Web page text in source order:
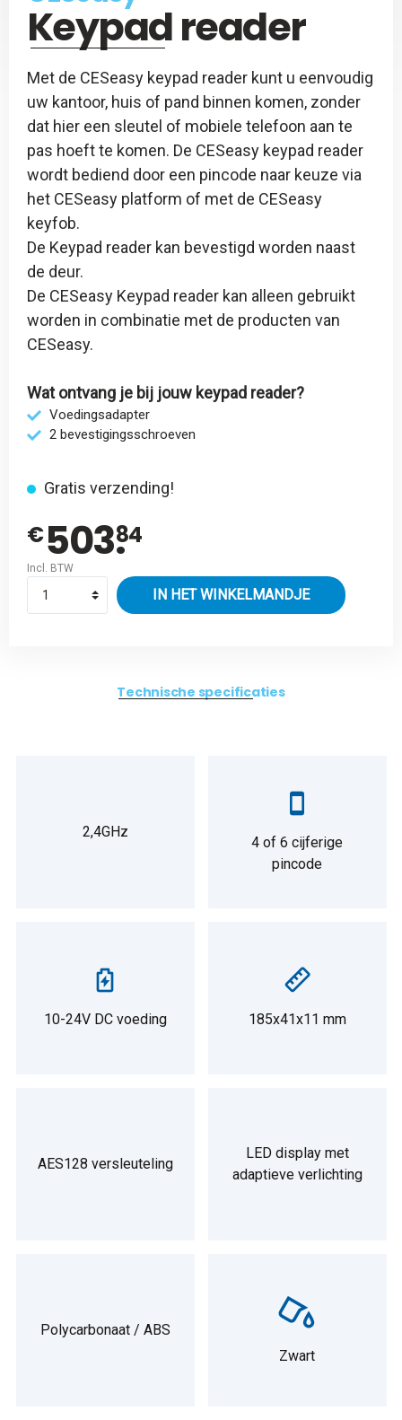
Slotspray
-
Afstandsbediening
Keypad reader
Met de CESeasy keypad reader kunt u eenvoudig
uw kantoor, huis of pand binnen komen, zonder
dat hier een sleutel of mobiele telefoon aan te
pas hoeft te komen. De CESeasy keypad reader
wordt bediend door een pincode naar keuze via
het CESeasy platform of met de CESeasy
keyfob.
De Keypad reader kan bevestigd worden naast
de deur.
De CESeasy Keypad reader kan alleen gebruikt
worden in combinatie met de producten van
CESeasy.
Wat ontvang je bij jouw keypad reader?
Voedingsadapter
2 bevestigingsschroeven
Gratis verzending!
€503.84
Incl. BTW
IN HET WINKELMANDJE
Technische specificaties
2,4GHz
4 of 6 cijferige
pincode
10-24V DC voeding 185x41x11 mm
AES128 versleuteling
LED display met
adaptieve verlichting
Polycarbonaat / ABS
Zwart